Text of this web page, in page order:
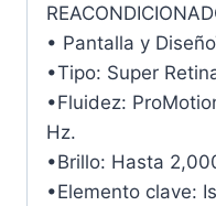
• Pantalla y
•Tipo: Super
•Fluidez:
Hz.
•Brillo: Hasta
•Elemento clave: